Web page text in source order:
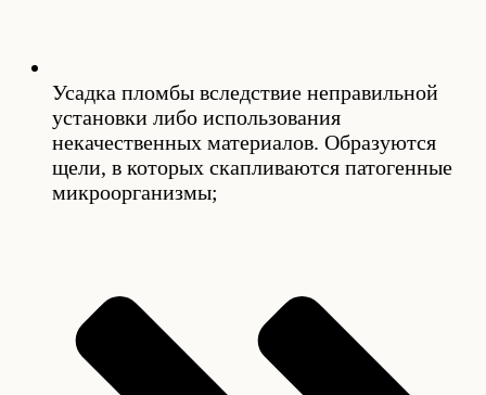
Усадка пломбы вследствие неправильной
установки либо использования
некачественных материалов. Образуются
щели, в которых скапливаются патогенные
микроорганизмы;